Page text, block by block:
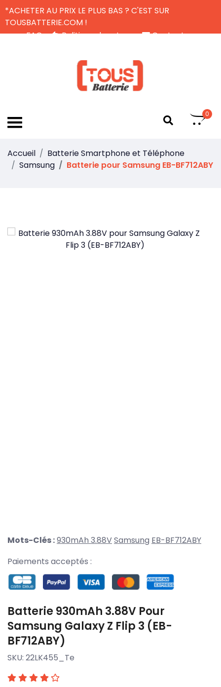
*ACHETER AU PRIX LE PLUS BAS ? C'EST SUR
TOUSBATTERIE.COM !
FAQ
Politique de retour
Contactez-nous
0
Accueil
Batterie Smartphone et Téléphone
Samsung
Batterie pour Samsung EB-BF712ABY
Mots-Clés :930mAh 3.88VSamsung EB-BF712ABY
Paiements acceptés :
Batterie 930mAh 3.88V Pour
Samsung Galaxy Z Flip 3 (EB-
BF712ABY)
SKU: 22LK455_Te